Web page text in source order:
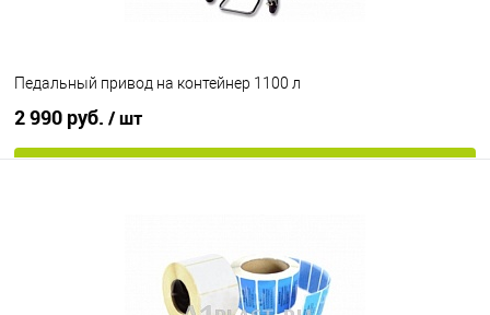
Педальный привод на контейнер 1100 л
2 990 руб. / шт